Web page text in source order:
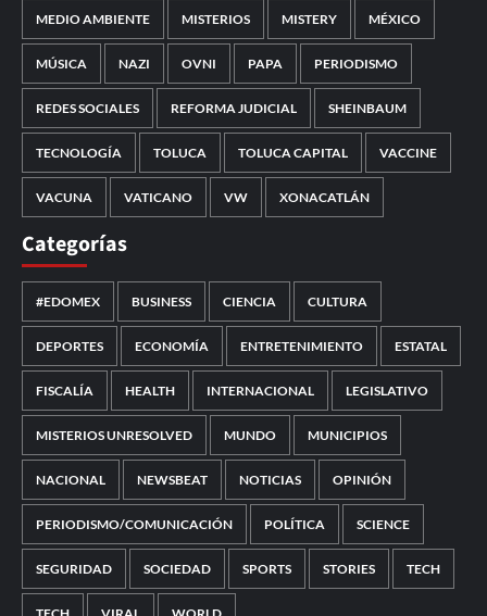
MEDIO AMBIENTE MISTERIOS MISTERY MÉXICO
MÚSICA NAZI OVNI PAPA PERIODISMO
REDES SOCIALES REFORMA JUDICIAL SHEINBAUM
TECNOLOGÍA TOLUCA TOLUCA CAPITAL VACCINE
VACUNA VATICANO VW XONACATLÁN
Categorías
#EDOMEX BUSINESS CIENCIA CULTURA
DEPORTES ECONOMÍA ENTRETENIMIENTO ESTATAL
FISCALÍA HEALTH INTERNACIONAL LEGISLATIVO
MISTERIOS UNRESOLVED MUNDO MUNICIPIOS
NACIONAL NEWSBEAT NOTICIAS OPINIÓN
PERIODISMO/COMUNICACIÓN POLÍTICA SCIENCE
SEGURIDAD SOCIEDAD SPORTS STORIES TECH